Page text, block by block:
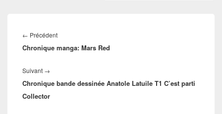
de
l’article
← PrécédentArticle
précédent :
Chronique manga: Mars Red
Suivant →
suivant :
Chronique bande dessinée Anatole Latuile T1 C’est parti
Collector